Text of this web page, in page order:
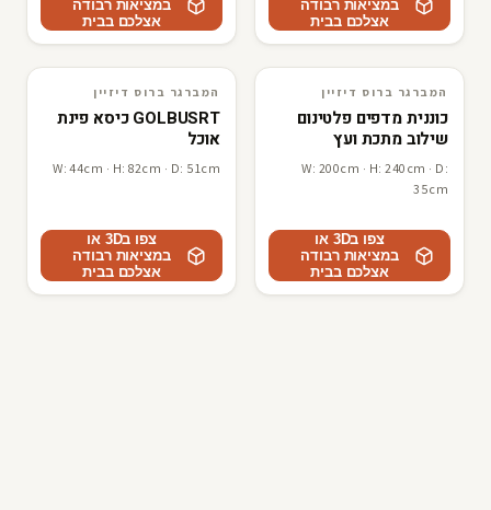
במציאות רבודה
אצלכם בבית
במציאות רבודה
אצלכם בבית
3D · AR המברגר ברוס דיזיין
המברגר ברוס דיזיין
כוננית מדפים פלטינום
שילוב מתכת ועץ
W: 200cm · H: 240cm · D:
35cm
צפו ב3D או
במציאות רבודה
אצלכם בבית
3D · AR המברגר ברוס דיזיין
המברגר ברוס דיזיין
GOLBUSRT כיסא פינת
אוכל
W: 44cm · H: 82cm · D: 51cm
צפו ב3D או
במציאות רבודה
אצלכם בבית